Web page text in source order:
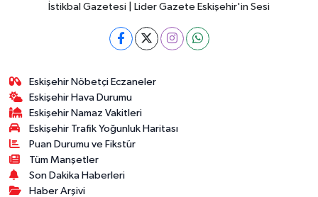
İstikbal Gazetesi | Lider Gazete Eskişehir'in Sesi
Eskişehir Nöbetçi Eczaneler
Eskişehir Hava Durumu
Eskişehir Namaz Vakitleri
Eskişehir Trafik Yoğunluk Haritası
Puan Durumu ve Fikstür
Tüm Manşetler
Son Dakika Haberleri
Haber Arşivi